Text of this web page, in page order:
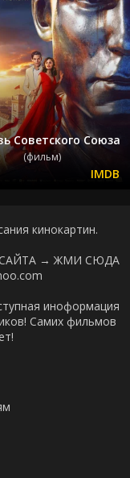
Советского Союза
(фильм)
кинокартин.
→ ЖМИ СЮДА
иноформация
Самих фильмов